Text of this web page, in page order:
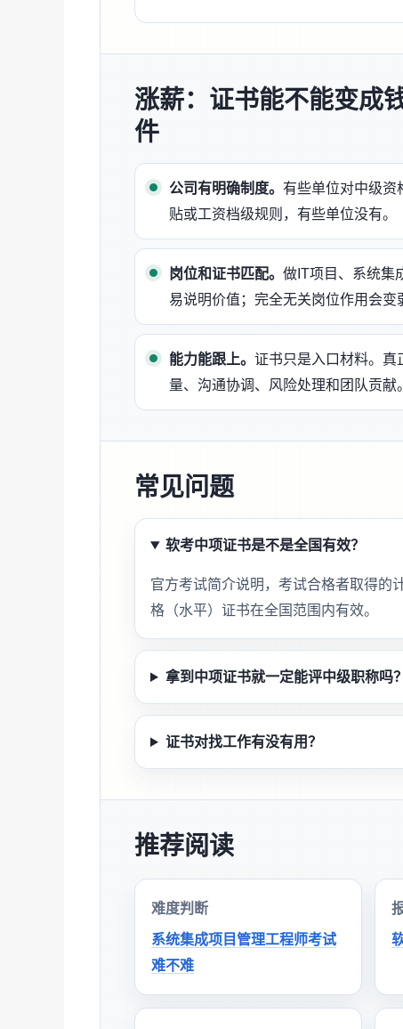
涨薪：证书能不能变成
件
公司有明确制度。 有些单位对中级资
贴或工资档级规则，有些单位没有。
岗位和证书匹配。 做IT项目、系统集
易说明价值；完全无关岗位作用会变
能力能跟上。 证书只是入口材料。真
量、沟通协调、风险处理和团队贡献。
常见问题
软考中项证书是不是全国有效？
官方考试简介说明，考试合格者取得的
格（水平）证书在全国范围内有效。
拿到中项证书就一定能评中级职称吗？
证书对找工作有没有用？
推荐阅读
难度判断
系统集成项目管理工程师考试
难不难